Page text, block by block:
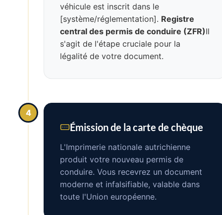
véhicule est inscrit dans le
[système/réglementation]. Registre
central des permis de conduire (ZFR)Il
s'agit de l'étape cruciale pour la
légalité de votre document.
4
Émission de la carte de chèque
L'Imprimerie nationale autrichienne
produit votre nouveau permis de
conduire. Vous recevrez un document
moderne et infalsifiable, valable dans
toute l'Union européenne.